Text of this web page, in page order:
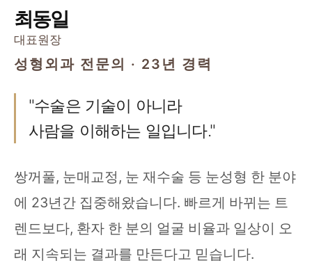
최동일
대표원장
성형외과 전문의 · 23년 경력
"수술은 기술이 아니라
사람을 이해하는 일입니다."
쌍꺼풀, 눈매교정, 눈 재수술 등 눈성형 한 분야
에 23년간 집중해왔습니다. 빠르게 바뀌는 트
렌드보다, 환자 한 분의 얼굴 비율과 일상이 오
래 지속되는 결과를 만든다고 믿습니다.